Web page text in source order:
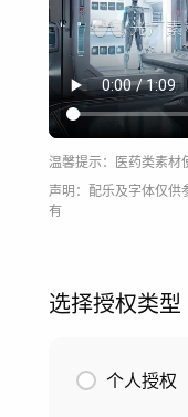
温馨提示：医药类素材
声明：配乐及字体仅
有
选择授权类型
个人授权